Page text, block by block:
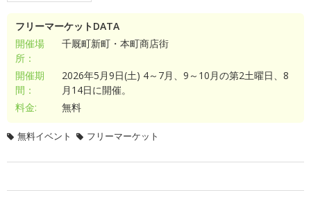
フリーマーケットDATA
開催場
所：
千厩町新町・本町商店街
開催期
間：
2026年5月9日(土) 4～7月、9～10月の第2土曜日、8
月14日に開催。
料金:
無料
無料イベント フリーマーケット